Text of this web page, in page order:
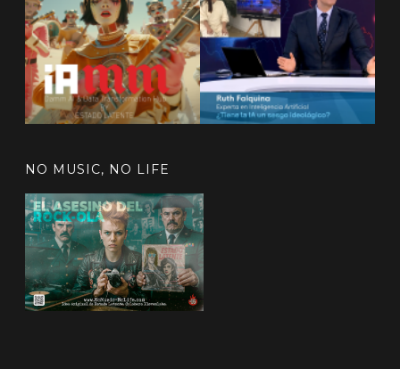
NO MUSIC, NO LIFE